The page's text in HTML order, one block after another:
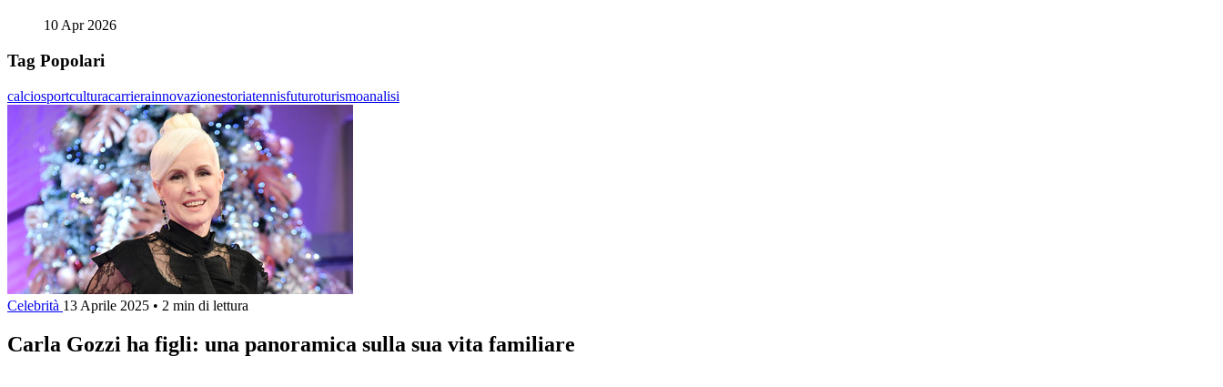
10 Apr 2026
Tag Popolari
calciosportculturacarrierainnovazionestoriatennisfuturoturismoanalisi
Celebrità 13 Aprile 2025 • 2 min di lettura
Carla Gozzi ha figli: una panoramica sulla sua vita familiare